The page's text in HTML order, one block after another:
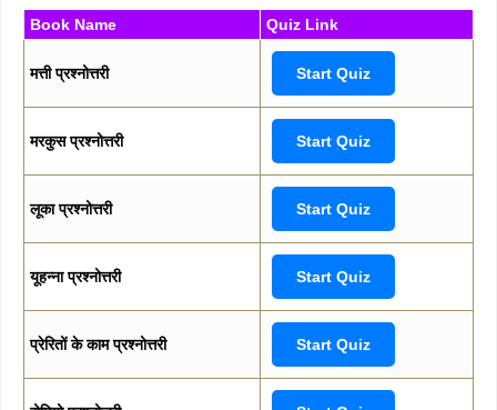
Book Name Quiz Link
मत्ती प्रश्नोत्तरी Start Quiz
मरकुस प्रश्नोत्तरी Start Quiz
लूका प्रश्नोत्तरी Start Quiz
यूहन्ना प्रश्नोत्तरी Start Quiz
प्रेरितों के काम प्रश्नोत्तरी Start Quiz